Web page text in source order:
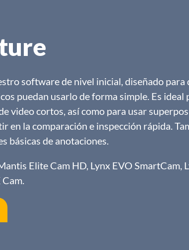
software de nivel inicial, diseñado para
puedan usarlo de forma simple. Es ideal
video cortos, así como para usar
en la comparación e inspección rápida.
básicas de anotaciones.
Elite Cam HD, Lynx EVO SmartCam,